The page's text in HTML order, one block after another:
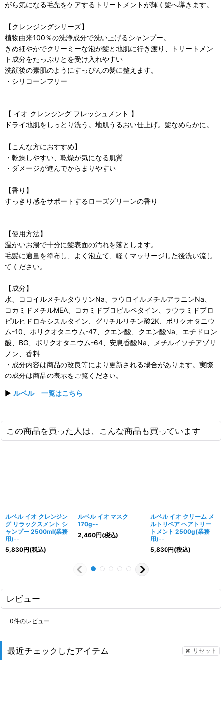
がら気になる毛先をケアするトリートメントが輝く髪へ導きます。
【クレンジングシリーズ】
植物由来100％の洗浄成分で洗い上げるシャンプー。
きめ細やかでクリーミーな泡が髪と地肌に行き渡り、トリートメン
ト成分をたっぷりとを受け入れやすい
洗顔後の素肌のようにすっぴんの髪に整えます。
・シリコーンフリー
【 イオ クレンジング フレッシュメント 】
ドライ地肌をしっとり洗う。地肌うるおい仕上げ。髪なめらかに。
【こんな方におすすめ】
・乾燥しやすい、乾燥が気になる肌質
・ダメージが進んでからまりやすい
【香り】
すっきり感をサポートするローズグリーンの香り
【使用方法】
温かいお湯で十分に髪表面の汚れを落とします。
毛髪に適量を塗布し、よく泡立て、軽くマッサージした後洗い流し
てください。
【成分】
水、ココイルメチルタウリンNa、ラウロイルメチルアラニンNa、
コカミドメチルMEA、コカミドプロピルベタイン、ラウラミドプロ
ピルヒドロキシスルタイン、グリチルリチン酸2K、ポリクオタニウ
ム-10、ポリクオタニウム-47、クエン酸、クエン酸Na、エチドロン
酸、BG、ポリクオタニウム-64、安息香酸Na、メチルイソチアゾリ
ノン、香料
・成分内容は商品の改良等により更新される場合があります。実際
の成分は商品の表示をご覧ください。
▶ ルベル 一覧はこちら
この商品を買った人は、こんな商品も買っています
ルベル イオ クレンジン
グ リラックスメント シ
ャンプー 2500ml(業務
用)--
5,830円(税込)
ルベル イオ マスク
170g--
2,460円(税込)
ルベル イオ クリーム メ
ルトリペア ヘアトリー
トメント 2500g(業務
用)--
5,830円(税込)
レビュー
0件のレビュー
最近チェックしたアイテム リセット